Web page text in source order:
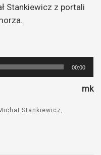
Stankiewicz z portali
00:00
mk
Stankiewicz